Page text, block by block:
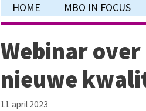
HOME MBO IN FOCUS
Webinar
nieuwe
11 april 2023